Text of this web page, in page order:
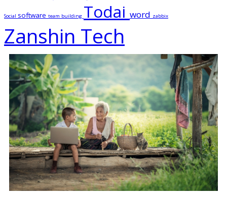
Social software team building Todai word zabbix
Zanshin Tech